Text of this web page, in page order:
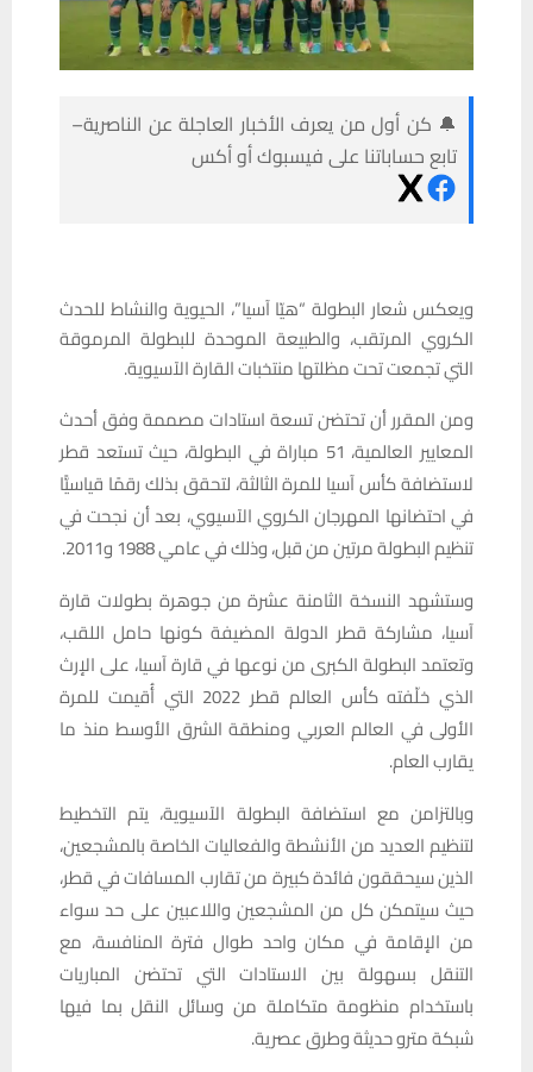
🔔 كن أول من يعرف الأخبار العاجلة عن الناصرية–
تابع حساباتنا على فيسبوك أو أكس
ويعكس شعار البطولة “هيّا آسيا”، الحيوية والنشاط للحدث
الكروي المرتقب، والطبيعة الموحدة للبطولة المرموقة
التي تجمعت تحت مظلتها منتخبات القارة الآسيوية.
ومن المقرر أن تحتضن تسعة استادات مصممة وفق أحدث
المعايير العالمية، 51 مباراة في البطولة، حيث تستعد قطر
لاستضافة كأس آسيا للمرة الثالثة، لتحقق بذلك رقمًا قياسيًّا
في احتضانها المهرجان الكروي الآسيوي، بعد أن نجحت في
تنظيم البطولة مرتين من قبل، وذلك في عامي 1988 و2011.
وستشهد النسخة الثامنة عشرة من جوهرة بطولات قارة
آسيا، مشاركة قطر الدولة المضيفة كونها حامل اللقب،
وتعتمد البطولة الكبرى من نوعها في قارة آسيا، على الإرث
الذي خلّفته كأس العالم قطر 2022 التي أُقيمت للمرة
الأولى في العالم العربي ومنطقة الشرق الأوسط منذ ما
يقارب العام.
وبالتزامن مع استضافة البطولة الآسيوية، يتم التخطيط
لتنظيم العديد من الأنشطة والفعاليات الخاصة بالمشجعين،
الذين سيحققون فائدة كبيرة من تقارب المسافات في قطر،
حيث سيتمكن كل من المشجعين واللاعبين على حد سواء
من الإقامة في مكان واحد طوال فترة المنافسة، مع
التنقل بسهولة بين الاستادات التي تحتضن المباريات
باستخدام منظومة متكاملة من وسائل النقل بما فيها
شبكة مترو حديثة وطرق عصرية.